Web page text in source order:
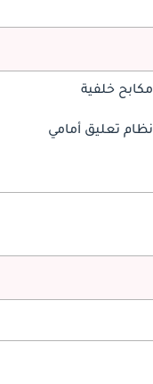
مكابح خلفية
نظام تعليق أمامي